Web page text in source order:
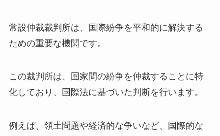
常設仲裁裁判所は、国際紛争を平和的に解決する
ための重要な機関です。
この裁判所は、国家間の紛争を仲裁することに特
化しており、国際法に基づいた判断を行います。
例えば、領土問題や経済的な争いなど、国際的な